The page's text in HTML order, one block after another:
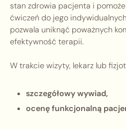
stan zdrowia pacjenta i
ćwiczeń do jego
pozwala uniknąć poważnych
efektywność terapii.
W trakcie wizyty, lekarz lub
szczegółowy wywiad,
ocenę funkcjonalną